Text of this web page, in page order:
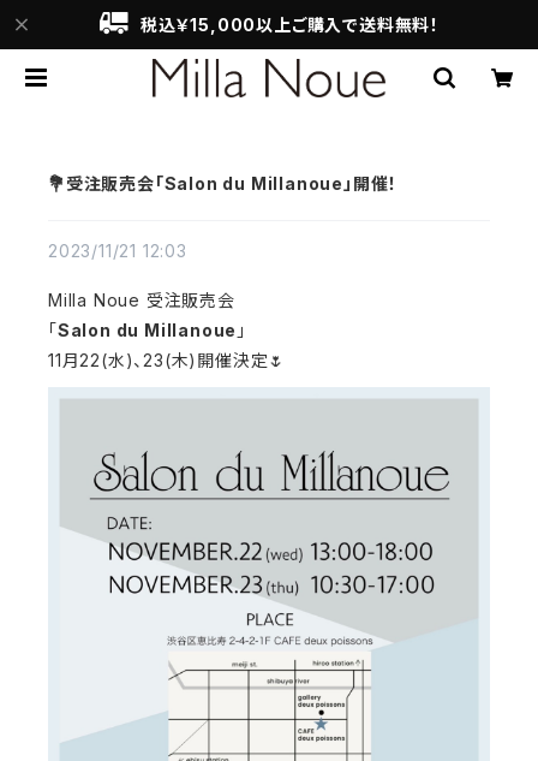
税込￥15,000以上ご購入で送料無料！
💐受注販売会「Salon du Millanoue」開催！
2023/11/21 12:03
Milla Noue 受注販売会
「Salon du Millanoue 」
11月22(水)、23(木)開催決定🌷